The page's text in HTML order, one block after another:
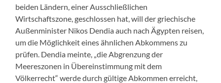
beiden Ländern, einer Ausschließlichen
Wirtschaftszone, geschlossen hat, will der griechische
Außenminister Nikos Dendia auch nach Ägypten reisen,
um die Möglichkeit eines ähnlichen Abkommens zu
prüfen. Dendia meinte, „die Abgrenzung der
Meereszonen in Übereinstimmung mit dem
Völkerrecht“ werde durch gültige Abkommen erreicht,